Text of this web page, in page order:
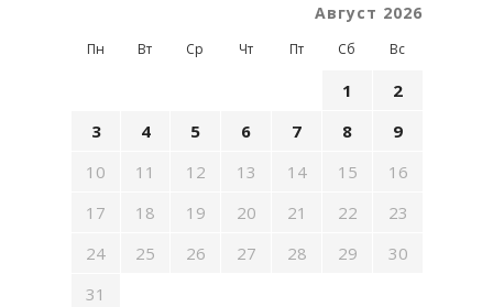
Август 2026
Пн Вт Ср Чт Пт Сб Вс
1
2
3
4 5 6 7 8
9
10
11 12 13 14 15
16
17
18 19 20 21 22
23
24
25 26 27 28 29
30
31